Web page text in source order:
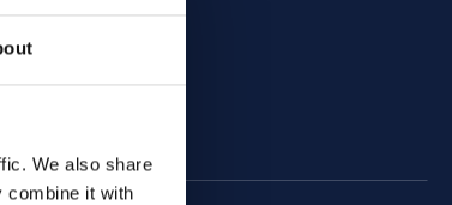
We also share
combine it with